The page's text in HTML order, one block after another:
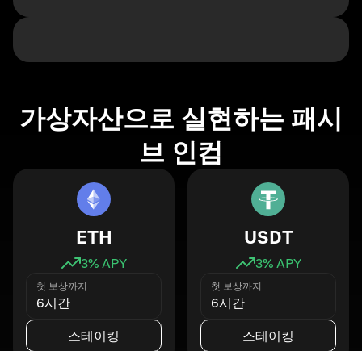
가상자산으로 실현하는 패시
브 인컴
ETH
3% APY
첫 보상까지
6시간
스테이킹
USDT
3% APY
첫 보상까지
6시간
스테이킹